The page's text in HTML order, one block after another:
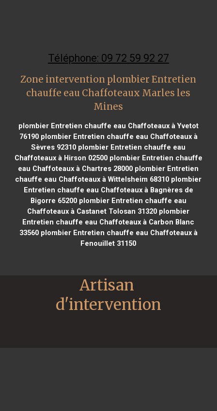
Téléphone: 09 72 59 92 27
Zone intervention plombier Entretien
chauffe eau Chaffoteaux Marles les
Mines
plombier Entretien chauffe eau Chaffoteaux à Yvetot
76190plombier Entretien chauffe eau Chaffoteaux à
Sèvres 92310 plombier Entretien chauffe eau
Chaffoteaux à Hirson 02500plombier Entretien chauffe
eau Chaffoteaux à Chartres 28000 plombier Entretien
chauffe eau Chaffoteaux à Wittelsheim 68310 plombier
Entretien chauffe eau Chaffoteaux à Bagnères de
Bigorre 65200plombier Entretien chauffe eau
Chaffoteaux à Castanet Tolosan 31320 plombier
Entretien chauffe eau Chaffoteaux à Carbon Blanc
33560plombier Entretien chauffe eau Chaffoteaux à
Fenouillet 31150
Artisan
d'intervention